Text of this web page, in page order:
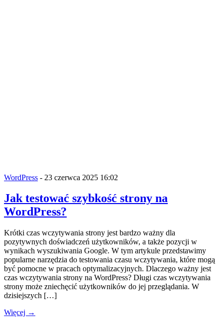
WordPress - 23 czerwca 2025 16:02
Jak testować szybkość strony na
WordPress?
Krótki czas wczytywania strony jest bardzo ważny dla
pozytywnych doświadczeń użytkowników, a także pozycji w
wynikach wyszukiwania Google. W tym artykule przedstawimy
popularne narzędzia do testowania czasu wczytywania, które mogą
być pomocne w pracach optymalizacyjnych. Dlaczego ważny jest
czas wczytywania strony na WordPress? Długi czas wczytywania
strony może zniechęcić użytkowników do jej przeglądania. W
dzisiejszych […]
Więcej →